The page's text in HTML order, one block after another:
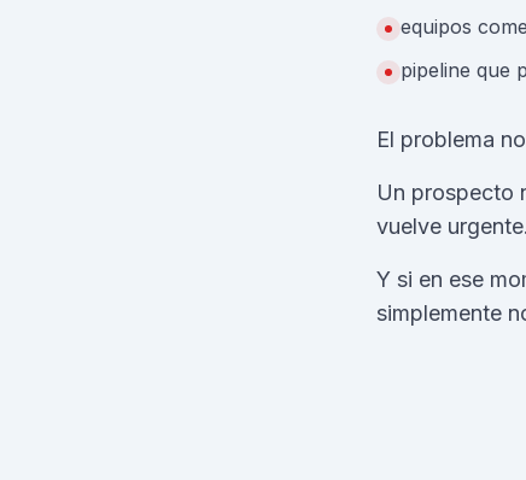
equipos
pipeline que
El problema
Un prospecto
vuelve urgente.
Y si en ese
simplemente